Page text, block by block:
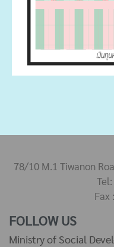
78/10 M.1 Tiwanon
Fax
FOLLOW US
Ministry of Social